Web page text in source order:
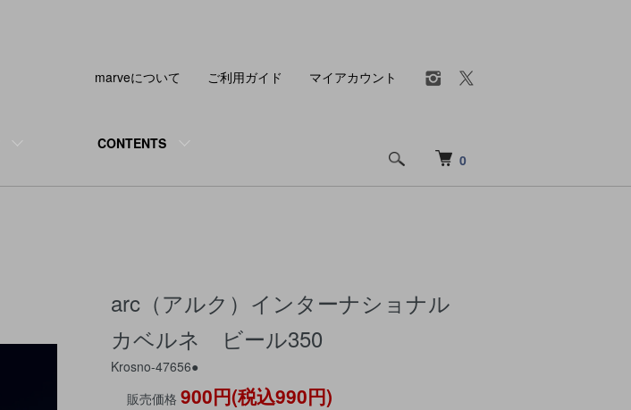
0
CONTENTS
marveについて ご利用ガイド マイアカウント
arc（アルク）インターナショナル
カベルネ ビール350
Krosno-47656●
販売価格 900円(税込990円)